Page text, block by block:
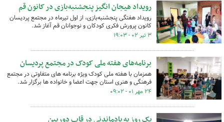
رویداد هیجان انگیز پنجشنبه‌بازی در کانون قم
رویداد هفتگی پنجشنبه‌بازی، از اول تیرماه در مجتمع پردیسان
کانون پرورش فکری کودکان و نوجوانان قم آغاز شد.
۳ تیر ۰۲ - ۱۹:۰۳
برنامه‌های هفته ملی کودک در مجتمع پردیسان
همزمان با هفته ملی کودک ویژه برنامه های متفاوتی در مجتمع
فرهنگی و هنری استان جهت اعضا و خانواده ها برگزار شد.
۲۴ مهر ۰۱ - ۰۹:۰۲